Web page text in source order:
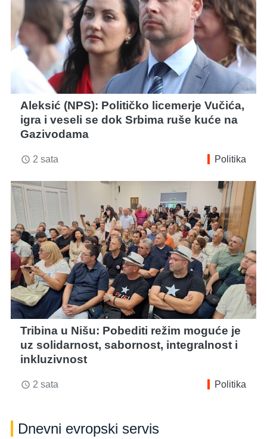
Aleksić (NPS): Političko licemerje Vučića,
igra i veseli se dok Srbima ruše kuće na
Gazivodama
access_time 2 sata Politika
Tribina u Nišu: Pobediti režim moguće je
uz solidarnost, sabornost, integralnost i
inkluzivnost
access_time 2 sata Politika
Dnevni evropski servis